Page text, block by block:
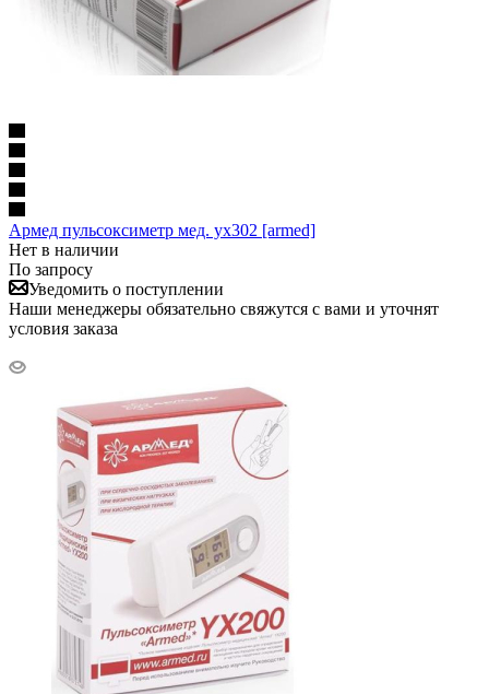
Армед пульсоксиметр мед. yx302 [armed]
Нет в наличии
По запросу
Уведомить о поступлении
Наши менеджеры обязательно свяжутся с вами и уточнят
условия заказа